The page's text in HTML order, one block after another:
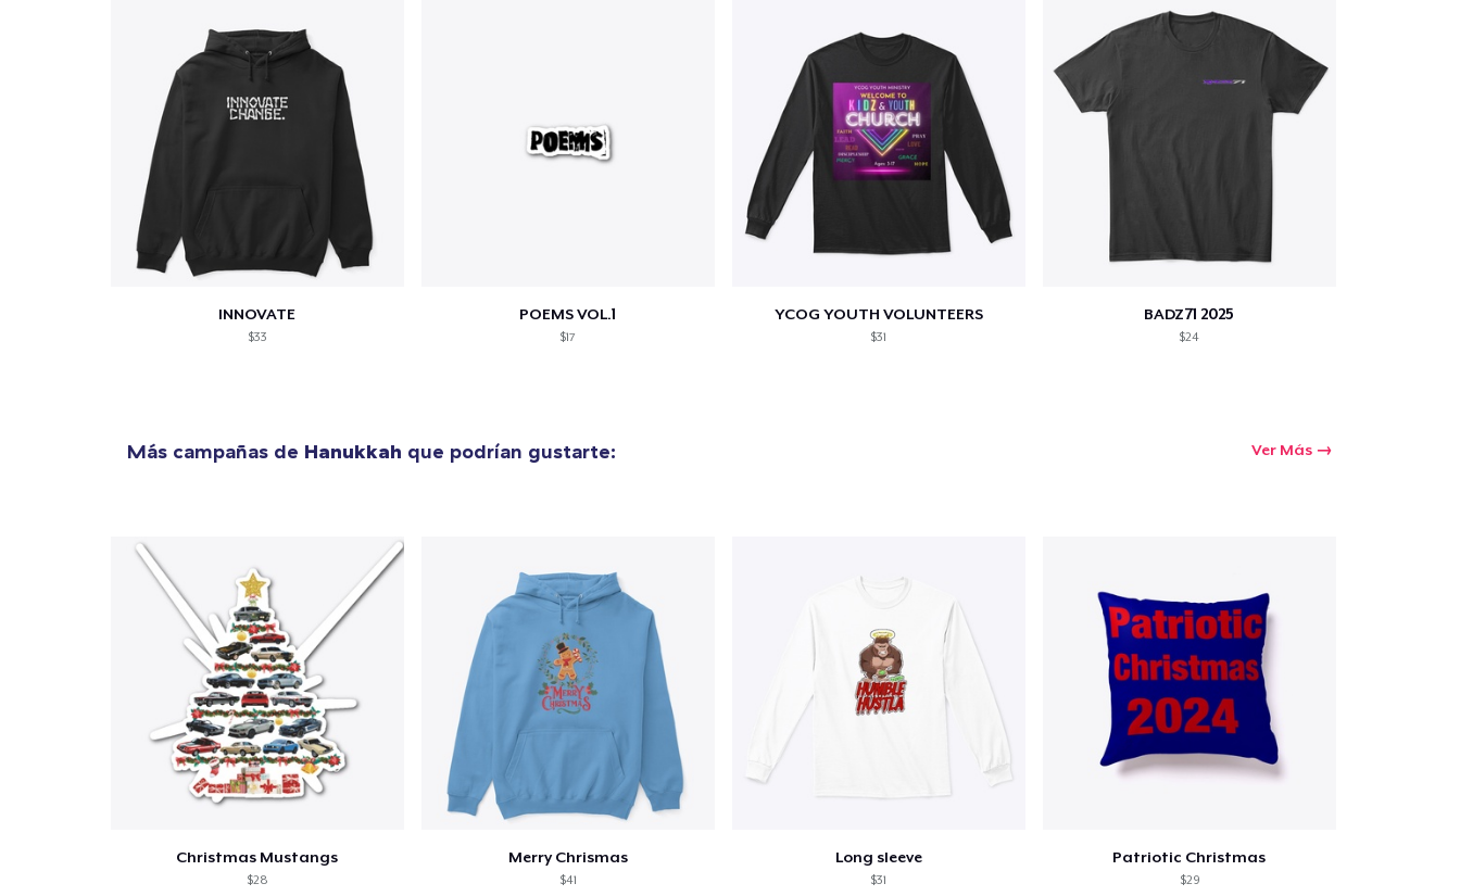
INNOVATE
$33
POEMS VOL.1
$17
YCOG YOUTH VOLUNTEERS
$31
BADZ71 2025
$24
Más campañas de Hanukkah que podrían gustarte: Ver Más
Christmas Mustangs
$28
Merry Chrismas
$41
Long sleeve
$31
Patriotic Christmas
$29